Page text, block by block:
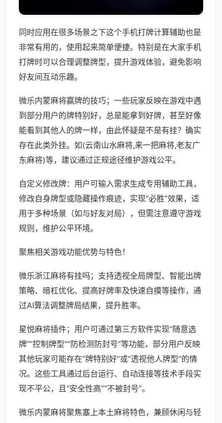
同时应用在很多场景之下这个手机打牌计算辅助也是
非常有用的，使用起来简单便捷。特别是在大家手机
打牌时可以合理调整牌型，提升游戏体验，避免影响
好友间互动乐趣。
微乐内蒙麻将赢牌的技巧；一些玩家反映在游戏中遇
到部分用户的牌特别好，总是能拿到好牌，甚至好像
能看到其他人的牌一样，由此怀疑是不是有挂？确实
存在此类外挂。如(云南山水麻将,来一把麻将,老友广
东麻将)等，建议通过正规途径维护游戏公平。
自定义修改牌：用户可输入需求生成专用辅助工具，
修改自身牌型或隐藏操作痕迹，实现“必胜”效果，适
用于多种场景（如与好友对局），但需注意遵守游戏
规则，维护公平环境。
聚焦相关游戏功能优势与特色！
微乐浙江麻将有挂吗；支持透视全局牌型、智能出牌
策略、暗杠优化、提高好牌率及快速自摸等操作，通
过AI算法调整牌局结果，提升胜率。
星悦麻将插件；用户可通过第三方软件实现“随意选
牌”“控制牌型”“防检测防封号”等功能，部分用户反映
其他玩家可能存在“牌特别好”或“透视他人牌型”的情
况。这些工具通过后台运行、自动连接等技术手段实
现不平公，且“安全性高”“不被封号”。
微乐内蒙麻将聚焦塞上本土麻将特色，兼顾休闲与轻